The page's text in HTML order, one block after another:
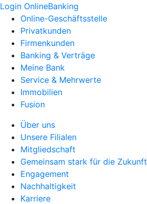
Login OnlineBanking
Online-Geschäftsstelle
Privatkunden
Firmenkunden
Banking & Verträge
Meine Bank
Service & Mehrwerte
Immobilien
Fusion
Über uns
Unsere Filialen
Mitgliedschaft
Gemeinsam stark für die Zukunft
Engagement
Nachhaltigkeit
Karriere